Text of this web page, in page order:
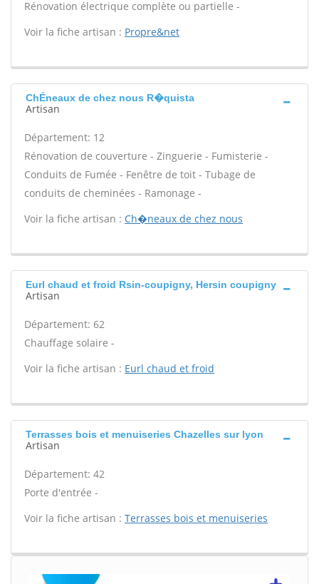
Rénovation électrique complète ou partielle -
Voir la fiche artisan : Propre&net
ChÉneaux de chez nous R�quista
Artisan
Département: 12
Rénovation de couverture - Zinguerie - Fumisterie -
Conduits de Fumée - Fenêtre de toit - Tubage de
conduits de cheminées - Ramonage -
Voir la fiche artisan : Ch�neaux de chez nous
Eurl chaud et froid Rsin-coupigny, Hersin coupigny
Artisan
Département: 62
Chauffage solaire -
Voir la fiche artisan : Eurl chaud et froid
Terrasses bois et menuiseries Chazelles sur lyon
Artisan
Département: 42
Porte d'entrée -
Voir la fiche artisan : Terrasses bois et menuiseries